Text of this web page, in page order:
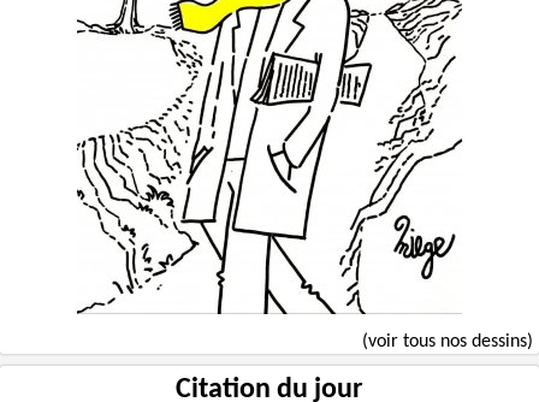
(voir tous nos dessins)
Citation du jour